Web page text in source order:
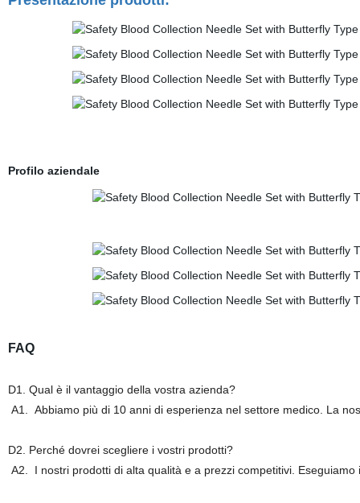
Profilo aziendale
FAQ
D1. Qual è il vantaggio della vostra azienda?
A1. Abbiamo più di 10 anni di esperienza nel settore medico. La
D2. Perché dovrei scegliere i vostri prodotti?
A2. I nostri prodotti di alta qualità e a prezzi competitivi.